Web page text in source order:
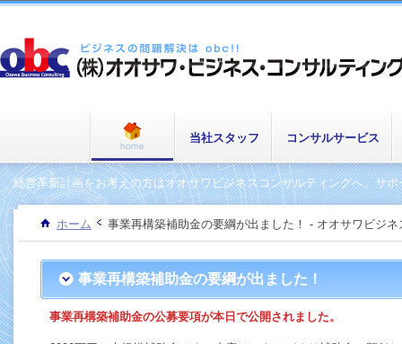
当社スタッフ コンサルサービス
経営革新計画をお考えの方はオオサワビジネスコンサルティングへ。サ
ホーム 事業再構築補助金の要綱が出ました！ - オオサワビジ
事業再構築補助金の要綱が出ました！
事業再構築補助金の公募要項が本日で公開されました。